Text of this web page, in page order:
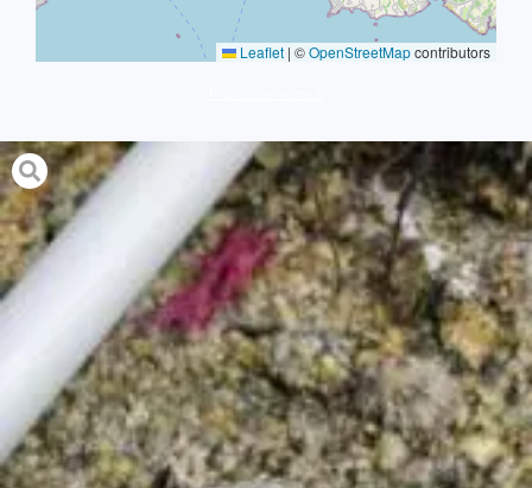
Leaflet | ©OpenStreetMapcontributors